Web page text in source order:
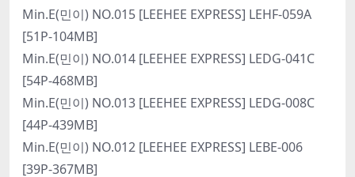
Min.E(민이) NO.015 [LEEHEE EXPRESS] LEHF-059A
[51P-104MB]
Min.E(민이) NO.014 [LEEHEE EXPRESS] LEDG-041C
[54P-468MB]
Min.E(민이) NO.013 [LEEHEE EXPRESS] LEDG-008C
[44P-439MB]
Min.E(민이) NO.012 [LEEHEE EXPRESS] LEBE-006
[39P-367MB]